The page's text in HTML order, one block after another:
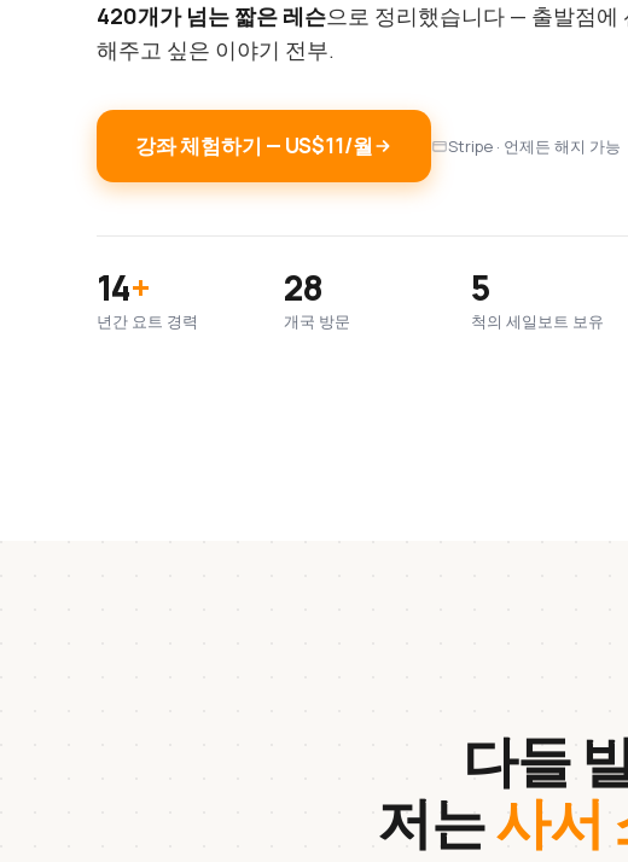
420개가 넘는 짧은 레슨으로 정리했습니다 — 출발점에
해주고 싶은 이야기 전부.
강좌 체험하기 — US$11/월 Stripe · 언제든 해지 가능
14+
년간 요트 경력
28
개국 방문
5
척의 세일보트 보유
다들
저는사서